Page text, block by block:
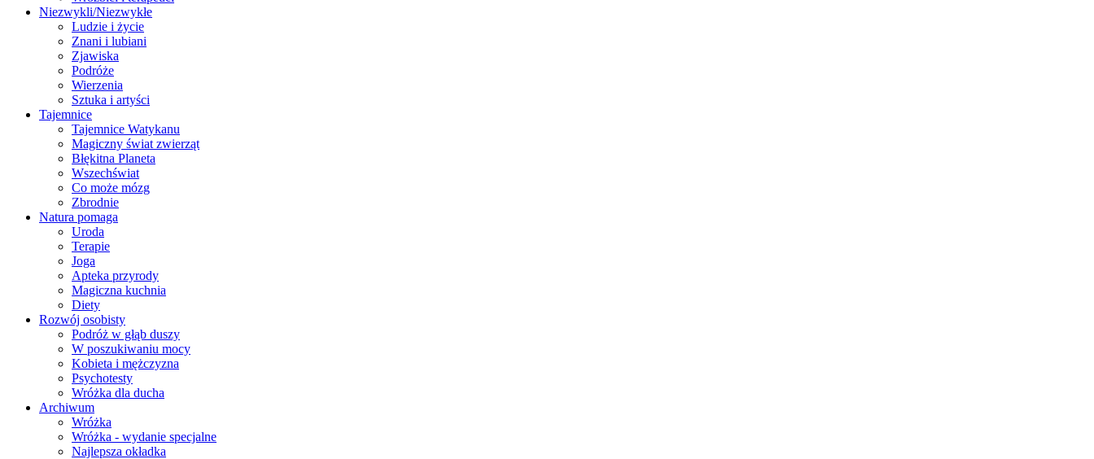
Niezwykli/Niezwykłe
Ludzie i życie
Znani i lubiani
Zjawiska
Podróże
Wierzenia
Sztuka i artyści
Tajemnice
Tajemnice Watykanu
Magiczny świat zwierząt
Błękitna Planeta
Wszechświat
Co może mózg
Zbrodnie
Natura pomaga
Uroda
Terapie
Joga
Apteka przyrody
Magiczna kuchnia
Diety
Rozwój osobisty
Podróż w głąb duszy
W poszukiwaniu mocy
Kobieta i mężczyzna
Psychotesty
Wróżka dla ducha
Archiwum
Wróżka
Wróżka - wydanie specjalne
Najlepsza okładka